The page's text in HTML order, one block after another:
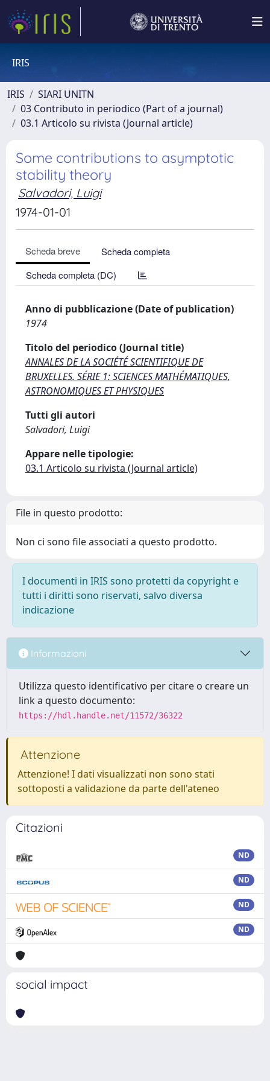
IRIS
IRIS
SIARI UNITN
03 Contributo in periodico (Part of a journal)
03.1 Articolo su rivista (Journal article)
Some contributions to asymptotic
stability theory
Salvadori, Luigi
1974-01-01
Scheda breve
Scheda completa
Scheda completa (DC)
Anno di pubblicazione (Date of publication)
1974
Titolo del periodico (Journal title)
ANNALES DE LA SOCIÉTÉ SCIENTIFIQUE DE
BRUXELLES. SÉRIE 1: SCIENCES MATHÉMATIQUES,
ASTRONOMIQUES ET PHYSIQUES
Tutti gli autori
Salvadori, Luigi
Appare nelle tipologie:
03.1 Articolo su rivista (Journal article)
File in questo prodotto:
Non ci sono file associati a questo prodotto.
I documenti in IRIS sono protetti da copyright e
tutti i diritti sono riservati, salvo diversa
indicazione
Informazioni
Utilizza questo identificativo per citare o creare un
link a questo documento:
https://hdl.handle.net/11572/36322
Attenzione
Attenzione! I dati visualizzati non sono stati
sottoposti a validazione da parte dell'ateneo
Citazioni
ND
ND
ND
ND
social impact